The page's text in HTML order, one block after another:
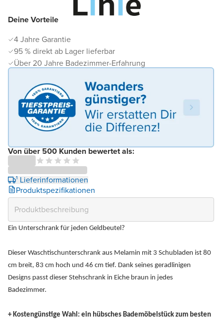
Deine Vorteile
4 Jahre Garantie
95 % direkt ab Lager lieferbar
Über 20 Jahre Badezimmer-Erfahrung
Von über 500 Kunden bewertet als:
¹ Lieferinformationen
Produktspezifikationen
Ein Unterschrank für jeden Geldbeutel?
Dieser Waschtischunterschrank aus Melamin mit 3 Schubladen ist 80
cm breit, 83 cm hoch und 46 cm tief. Dank seines geradlinigen
Designs passt dieser Stehschrank in Eiche braun in jedes
Badezimmer.
+ Kostengünstige Wahl: ein hübsches Bademöbelstück zum besten